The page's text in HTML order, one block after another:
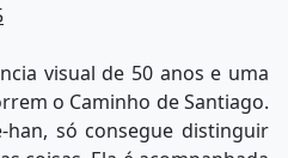
visual de 50 anos e uma
o Caminho de Santiago.
han, só consegue distinguir